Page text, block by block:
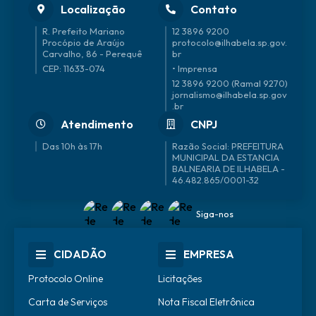
Localização
R. Prefeito Mariano
Procópio de Araújo
Carvalho, 86 - Perequê
CEP: 11633-074
Contato
12 3896 9200
protocolo@ilhabela.sp.gov.
br
• Imprensa
12 3896 9200 (Ramal 9270)
jornalismo@ilhabela.sp.gov
.br
Atendimento
Das 10h às 17h
CNPJ
46.482.865/0001-32
Siga-nos
CIDADÃO
Protocolo Online
Carta de Serviços
EMPRESA
Licitações
Nota Fiscal Eletrônica